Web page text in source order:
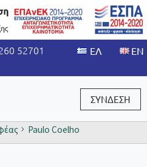
52701
ΣΥΝΔΕΣΗ
Paulo Coelho